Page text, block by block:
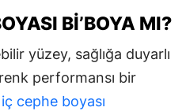
BI’BOYA MI?
yüzey, sağlığa duyarlı
performansı bir
iç cephe boyası